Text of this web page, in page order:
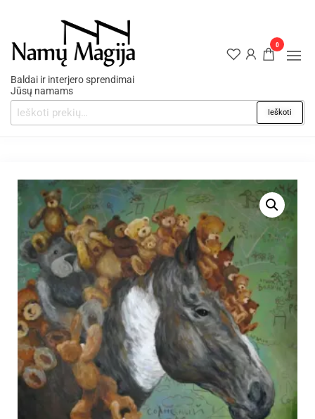
Baldai ir interjero sprendimai
Jūsų namams
Ieškoti
0